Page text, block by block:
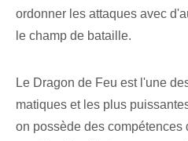
ordonner les attaques avec
le champ de bataille.
Le Dragon de Feu est l'une
matiques et les plus
on possède des compétences